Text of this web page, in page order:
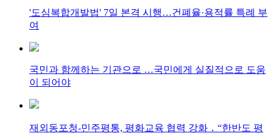
'도심복합개발법' 7일 본격 시행…건폐율·용적률 특례 부
여
국민과 함께하는 기관으로 …국민에게 실질적으로 도움
이 되어야
재외동포청-민주평통, 평화교육 협력 강화 ․ “한반도 평